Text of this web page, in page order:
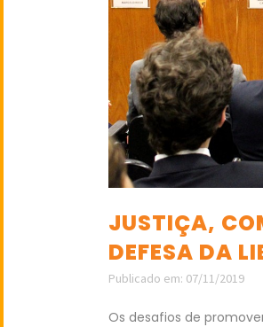
JUSTIÇA,
DEFESA DA
Publicado em: 07/11/2019
Os desafios de